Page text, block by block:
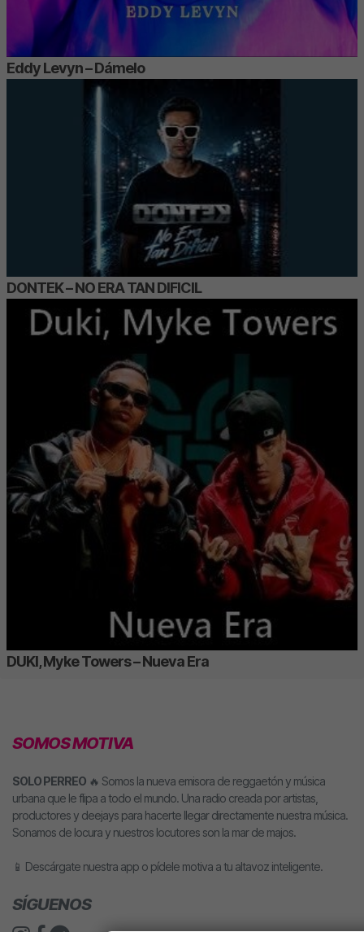
Eddy Levyn – Dámelo
DONTEK – NO ERA TAN DIFICIL
DUKI, Myke Towers – Nueva Era
SOMOS MOTIVA
SOLO PERREO 🔥 Somos la nueva emisora de reggaetón y música
urbana que le flipa a todo el mundo. Una radio creada por artistas,
productores y deejays para hacerte llegar directamente nuestra música.
Sonamos de locura y nuestros locutores son la mar de majos.
📱 Descárgate nuestra app o pídele motiva a tu altavoz inteligente.
SÍGUENOS